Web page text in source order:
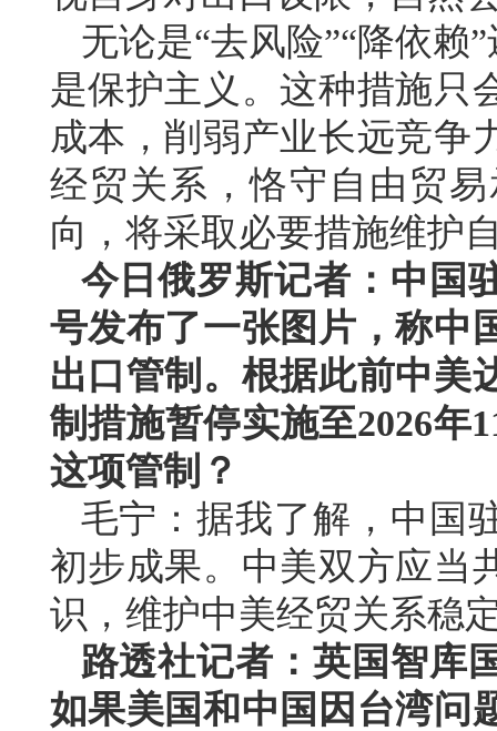
无论是“去风险”“降依赖
是保护主义。这种措施只
成本，削弱产业长远竞争
经贸关系，恪守自由贸
向，将采取必要措施维护
今日俄罗斯记者：中国
号发布了一张图片，称中
出口管制。根据此前中美
制措施暂停实施至2026年
这项管制？
毛宁：据我了解，中国
初步成果。中美双方应当
识，维护中美经贸关系稳
路透社记者：英国智库
如果美国和中国因台湾问